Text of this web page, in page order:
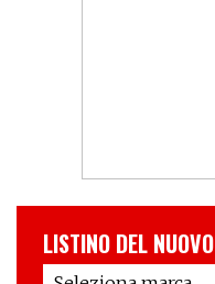
LISTINO DEL NUOVO